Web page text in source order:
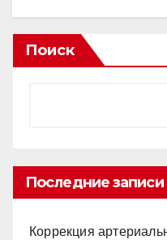
Поиск
Последние записи
Коррекция